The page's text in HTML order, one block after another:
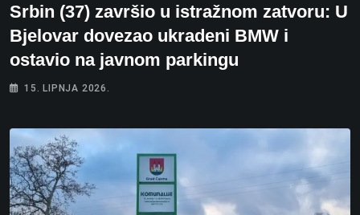
Srbin (37) završio u istražnom zatvoru: U
Bjelovar dovezao ukradeni BMW i
ostavio na javnom parkingu
15. LIPNJA 2026.